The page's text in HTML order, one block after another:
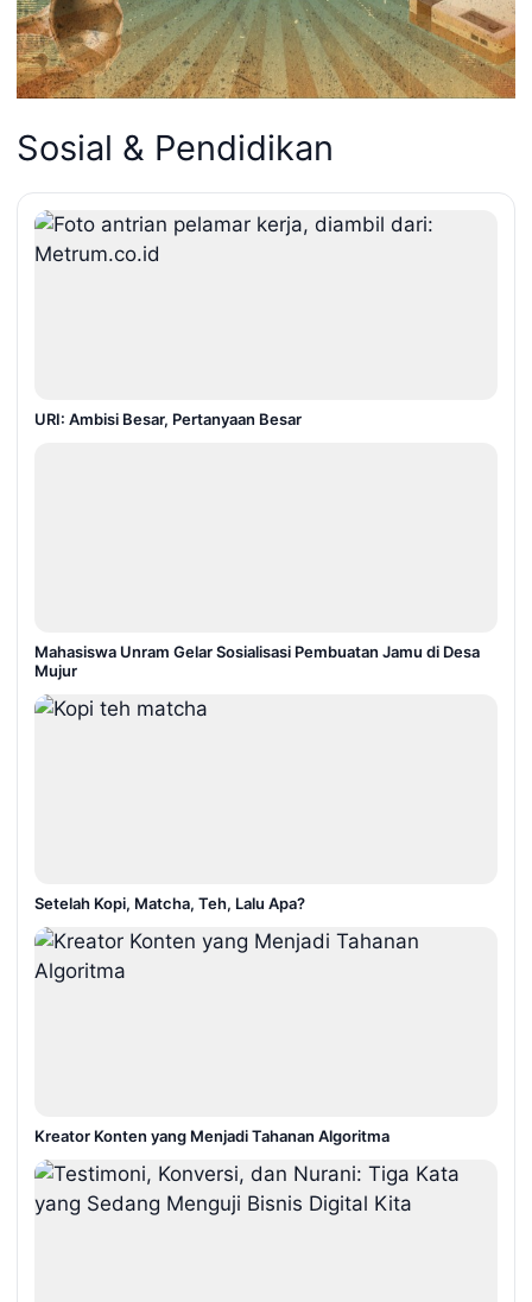
Sosial & Pendidikan
URI: Ambisi Besar, Pertanyaan Besar
Mahasiswa Unram Gelar Sosialisasi Pembuatan Jamu di Desa
Mujur
Setelah Kopi, Matcha, Teh, Lalu Apa?
Kreator Konten yang Menjadi Tahanan Algoritma